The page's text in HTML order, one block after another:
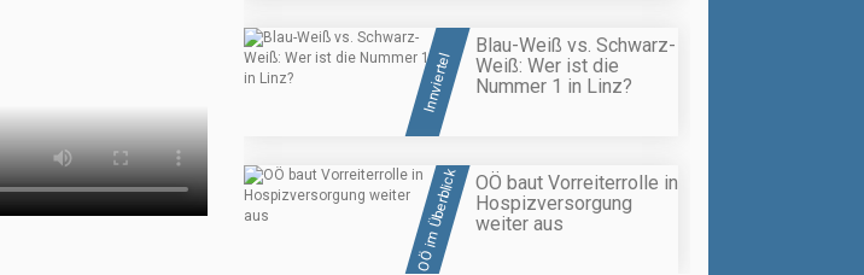
Innviertel
Blau-Weiß vs. Schwarz-
Weiß: Wer ist die
Nummer 1 in Linz?
OÖ im Überblick
OÖ baut Vorreiterrolle in
Hospizversorgung
weiter aus